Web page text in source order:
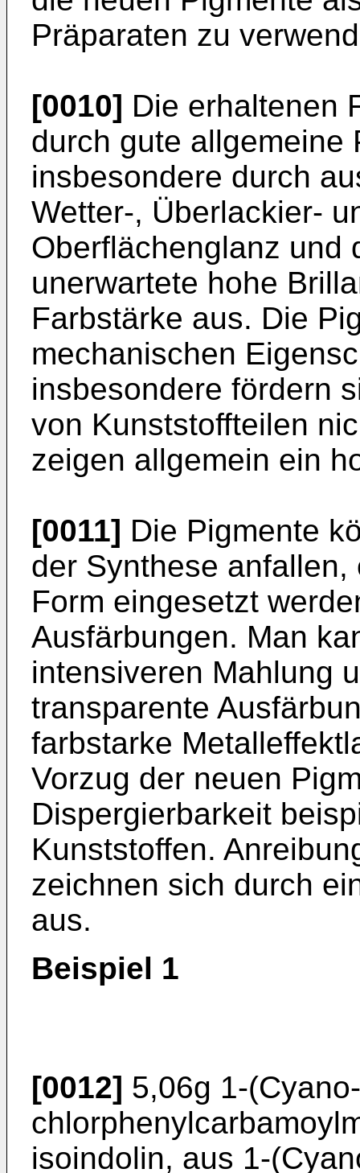
Präparaten zu
[0010] Die erhaltenen
durch gute allgemeine
insbesondere durch
Wetter-, Überlackier-
Oberflächenglanz und
unerwartete hohe
Farbstärke aus. Die
mechanischen
insbesondere fördern
von Kunststoffteilen
zeigen allgemein ein
[0011] Die Pigmente
der Synthese
Form eingesetzt
Ausfärbungen. Man
intensiveren Mahlung
transparente
farbstarke
Vorzug der neuen
Dispergierbarkeit
Kunststoffen.
zeichnen sich durch
aus.
Beispiel 1
[0012] 5,06g 1-
isoindolin, aus 1-